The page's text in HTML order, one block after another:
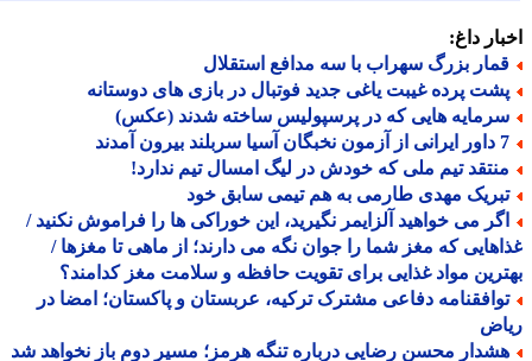
داغ:
بزرگ سهراب با سه مدافع استقلال
پرده غیبت یاغی جدید فوتبال در بازی های دوستانه
هایی که در پرسپولیس ساخته شدند (عکس)
تیم ملی که خودش در لیگ امسال تیم ندارد!
مهدی طارمی به هم تیمی سابق خود
می خواهید آلزایمر نگیرید، این خوراکی ها را فراموش نکنید /
که مغز شما را جوان نگه می دارند؛ از ماهی تا مغزها /
مواد غذایی برای تقویت حافظه و سلامت مغز کدامند؟
دفاعی مشترک ترکیه، عربستان و پاکستان؛ امضا در
محسن رضایی درباره تنگه هرمز؛ مسیر دوم باز نخواهد شد